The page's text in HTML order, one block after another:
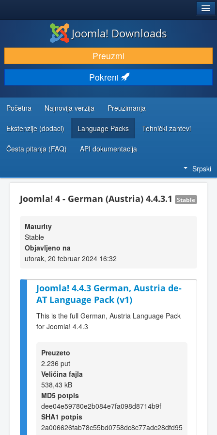
PREUZIMANJE I PROŠIRENJA (EKSTENZIJE)
OTKRIJTE I NAUČITE
ZAJEDNICA I PODRŠKA
RESURSI ZA RAZVOJ
Joomla! Downloads
Preuzmi
Pokreni
Početna Najnovija verzija Preuzimanja
Ekstenzije (dodaci) Language Packs Tehnički zahtevi
Česta pitanja (FAQ) API dokumentacija
Srpski
Joomla! 4 - German (Austria) 4.4.3.1 Stable
Maturity
Stable
Objavljeno na
utorak, 20 februar 2024 16:32
Joomla! 4.4.3 German, Austria de-
AT Language Pack (v1)
This is the full German, Austria Language Pack
for Joomla! 4.4.3
Preuzeto
2.236 put
Veličina fajla
538,43 kB
MD5 potpis
dee04e59780e2b084e7fa098d8714b9f
SHA1 potpis
2a006626fab78c55bd0758dc8c77adc28dfd95